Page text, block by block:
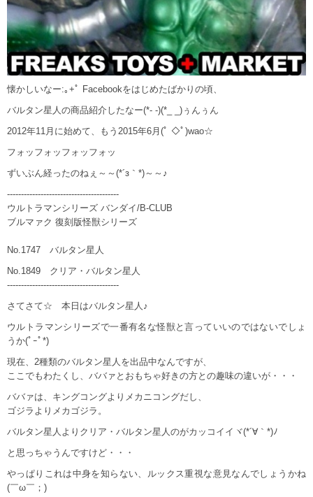
懐かしいなー:｡+ﾟ Facebookをはじめたばかりの頃、
バルタン星人の商品紹介したなー(*- -)(*_ _)ぅんぅん
2012年11月に始めて、もう2015年6月(ﾟ ◇ﾟ)wao☆
フォッフォッフォッフォッ
ずいぶん経ったのねぇ～～(*´з｀*)～～♪
----------------------------------------
ウルトラマンシリーズ バンダイ/B-CLUB
ブルマァク 復刻版怪獣シリーズ
No.1747 バルタン星人
No.1849 クリア・バルタン星人
----------------------------------------
さてさて☆ 本日はバルタン星人♪
ウルトラマンシリーズで一番有名な怪獣と言っていいのではないでしょ
うか(ﾟｰﾟ*)
現在、2種類のバルタン星人を出品中なんですが、
ここでもわたくし、ババァとおもちゃ好きの方との趣味の違いが・・・
ババァは、キングコングよりメカニコングだし、
ゴジラよりメカゴジラ。
バルタン星人よりクリア・バルタン星人のがカッコイイヾ(*´∀｀*)ﾉ
と思っちゃうんですけど・・・
やっぱりこれは中身を知らない、ルックス重視な意見なんでしょうかね
(￣ω￣；)